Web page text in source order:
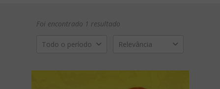
Foi encontrado 1 resultado
Todo o período Relevância